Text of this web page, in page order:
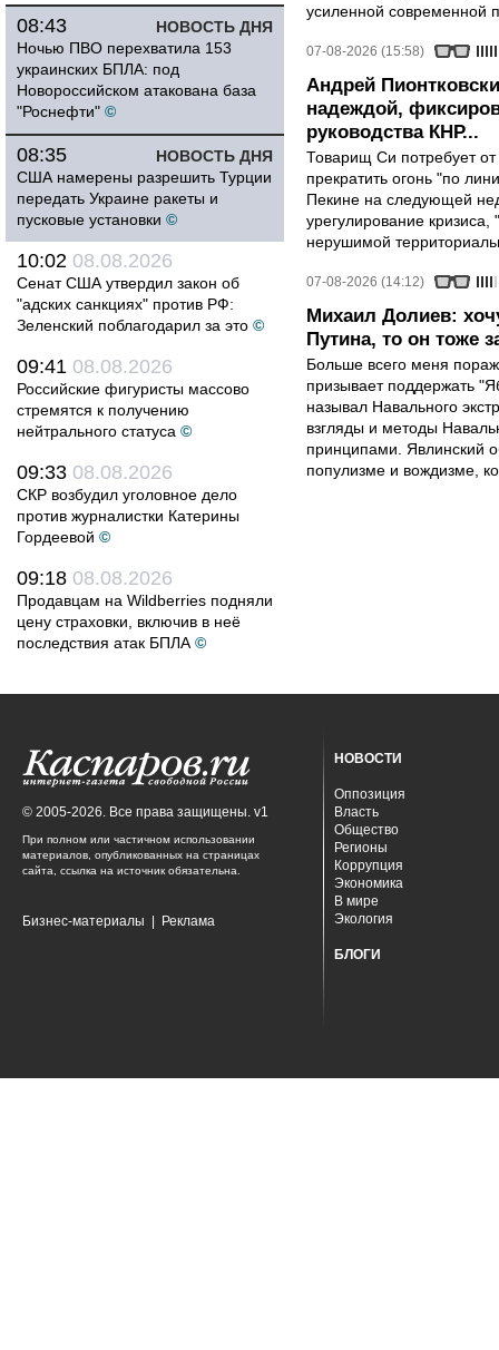
НОВОСТЬ ДНЯ
08:43
Ночью ПВО перехватила 153
украинских БПЛА: под
Новороссийском атакована база
"Роснефти" ©
НОВОСТЬ ДНЯ
08:35
США намерены разрешить Турции
передать Украине ракеты и
пусковые установки ©
10:02 08.08.2026
Сенат США утвердил закон об
"адских санкциях" против РФ:
Зеленский поблагодарил за это ©
09:41 08.08.2026
Российские фигуристы массово
стремятся к получению
нейтрального статуса ©
09:33 08.08.2026
СКР возбудил уголовное дело
против журналистки Катерины
Гордеевой ©
09:18 08.08.2026
Продавцам на Wildberries подняли
цену страховки, включив в неё
последствия атак БПЛА ©
усиленной современной
07-08-2026 (15:58)
Андрей
надеждой,
руководства КНР...
Товарищ Си потребует
прекратить огонь "по
Пекине на следующей
урегулирование
нерушимой
07-08-2026 (14:12)
Михаил Долиев:
Путина, то он тоже
Больше всего меня
призывает поддержать
называл Навального
взгляды и методы
принципами. Явлинский
популизме и вождизме,
© 2005-2026. Все права защищены. v1
При полном или частичном использовании
материалов, опубликованных на страницах
сайта, ссылка на источник обязательна.
Бизнес-материалы Реклама
НОВОСТИ
Оппозиция
Власть
Общество
Регионы
Коррупция
Экономика
В мире
Экология
БЛОГИ